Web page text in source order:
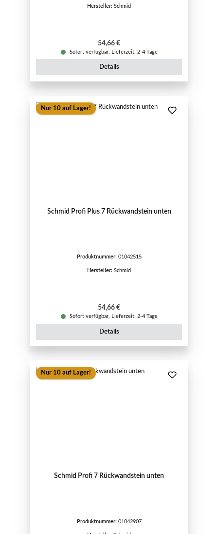
Hersteller: Schmid
Regulärer Preis:
54,66 €
Sofort verfügbar, Lieferzeit: 2-4 Tage
Details
Nur 10 auf Lager!
Schmid Profi Plus 7 Rückwandstein unten
Produktnummer: 01042515
Hersteller: Schmid
Regulärer Preis:
54,66 €
Sofort verfügbar, Lieferzeit: 2-4 Tage
Details
Nur 10 auf Lager!
Schmid Profi 7 Rückwandstein unten
Produktnummer: 01042907